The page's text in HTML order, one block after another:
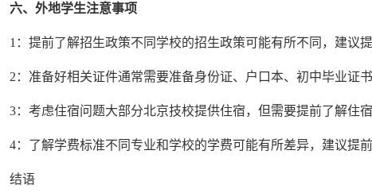
六、外地学生注意事项
1：提前了解招生政策不同学校的招生政策可能有所不同，建议
2：准备好相关证件通常需要准备身份证、户口本、初中毕业证书
3：考虑住宿问题大部分北京技校提供住宿，但需要提前了解住宿
4：了解学费标准不同专业和学校的学费可能有所差异，建议提
结语